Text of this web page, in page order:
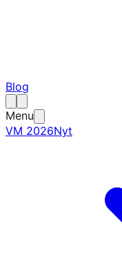
Blog
Menu
VM 2026Nyt